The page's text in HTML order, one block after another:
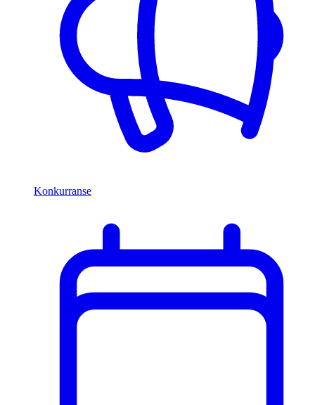
Konkurranse